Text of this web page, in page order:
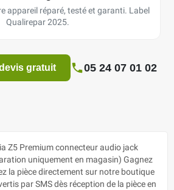
appareil réparé, testé et garanti. Label
Qualirepar 2025.
gratuit 05 24 07 01 02
Z5 Premium connecteur audio jack
uniquement en magasin) Gagnez
la pièce directement sur notre boutique
par SMS dès réception de la pièce en